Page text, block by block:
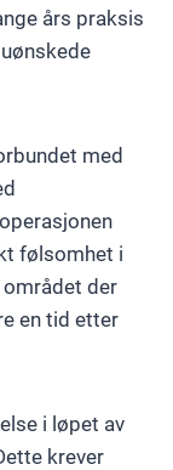
års praksis
med
følsomhet i
der
en tid etter
i løpet av
krever